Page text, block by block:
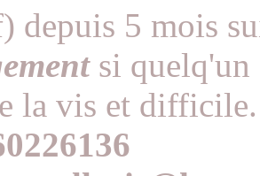
depuis 5 mois
si quelq'un
la vis et difficile.